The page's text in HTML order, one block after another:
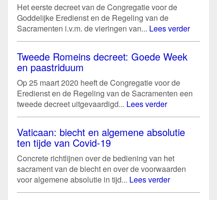
Het eerste decreet van de Congregatie voor de
Goddelijke Eredienst en de Regeling van de
Sacramenten i.v.m. de vieringen van... Lees verder
Tweede Romeins decreet: Goede Week
en paastriduum
Op 25 maart 2020 heeft de Congregatie voor de
Eredienst en de Regeling van de Sacramenten een
tweede decreet uitgevaardigd... Lees verder
Vaticaan: biecht en algemene absolutie
ten tijde van Covid-19
Concrete richtlijnen over de bediening van het
sacrament van de biecht en over de voorwaarden
voor algemene absolutie in tijd... Lees verder